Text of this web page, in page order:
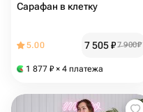
Сарафан в клетку
5.00 7 505₽7 900₽
1 877 ₽ × 4 платежа